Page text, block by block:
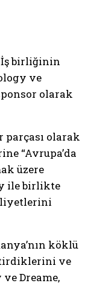
İş birliğinin
ve
olarak
parçası olarak
“Avrupa’da
üzere
ile birlikte
köklü
ve
Dreame,